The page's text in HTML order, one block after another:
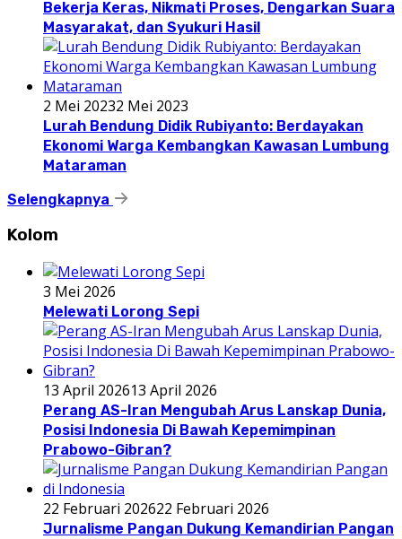
Bekerja Keras, Nikmati Proses, Dengarkan Suara
Masyarakat, dan Syukuri Hasil
2 Mei 20232 Mei 2023
Lurah Bendung Didik Rubiyanto: Berdayakan
Ekonomi Warga Kembangkan Kawasan Lumbung
Mataraman
Selengkapnya
Kolom
3 Mei 2026
Melewati Lorong Sepi
13 April 202613 April 2026
Perang AS-Iran Mengubah Arus Lanskap Dunia,
Posisi Indonesia Di Bawah Kepemimpinan
Prabowo-Gibran?
22 Februari 202622 Februari 2026
Jurnalisme Pangan Dukung Kemandirian Pangan